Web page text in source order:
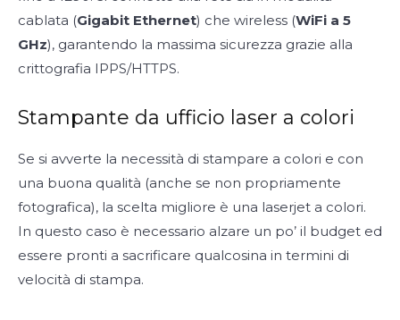
cablata (Gigabit Ethernet) che wireless (WiFi a 5
GHz), garantendo la massima sicurezza grazie alla
crittografia IPPS/HTTPS.
Stampante da ufficio laser a colori
Se si avverte la necessità di stampare a colori e con
una buona qualità (anche se non propriamente
fotografica), la scelta migliore è una laserjet a colori.
In questo caso è necessario alzare un po’ il budget ed
essere pronti a sacrificare qualcosina in termini di
velocità di stampa.